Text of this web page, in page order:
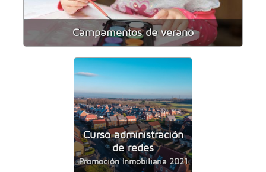
Campamentos de verano
Curso administración
de redes
Promoción Inmobiliaria 2021